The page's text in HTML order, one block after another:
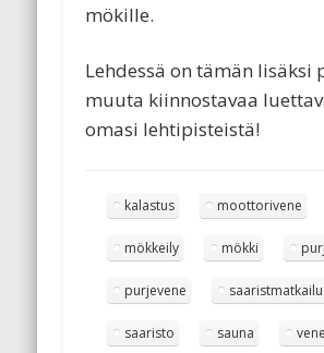
mökille.
Lehdessä on tämän lisäksi
muuta kiinnostavaa
omasi lehtipisteistä!
kalastus moottorivene
mökkeily mökki
purjevene saaristmatkailu
saaristo sauna vene